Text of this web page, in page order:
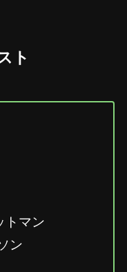
ト
トマン
ン